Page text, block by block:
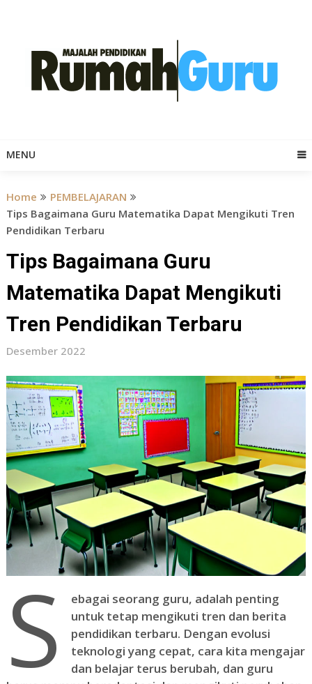
MENU
Home
PEMBELAJARAN
Tips Bagaimana Guru Matematika Dapat Mengikuti Tren
Pendidikan Terbaru
Tips Bagaimana Guru
Matematika Dapat Mengikuti
Tren Pendidikan Terbaru
Desember 2022
S
ebagai seorang guru, adalah penting
untuk tetap mengikuti tren dan berita
pendidikan terbaru. Dengan evolusi
teknologi yang cepat, cara kita mengajar
dan belajar terus berubah, dan guru